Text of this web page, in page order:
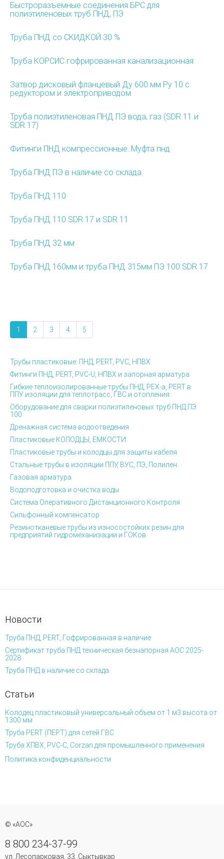
Быстроразъемные соединения БРС для
полиэтиленовых труб ПНД, ПЭ
Труба ПНД со СКИДКОЙ 30 %
Труба КОРСИС гофрированная канализационная
Затвор дисковый фланцевый Ду 600 мм Ру 10 с
редуктором и электроприводом.
Труба полиэтиленовая ПНД ПЭ вода, газ (SDR 11 и
SDR 17)
Фитинги ПНД компрессионные: Муфта пнд
Труба ПНД ПЭ в наличие со склада.
Труба ПНД 110
Труба ПНД 110 SDR 17 и SDR 11
Труба ПНД 32 мм
Труба ПНД 160мм и труба ПНД 315мм ПЭ 100 SDR 17
1 2 3 4 5
Трубы пластиковые: ПНД, PERT, PVC, НПВХ
Фитинги ПНД, PERT, PVC-U, НПВХ и запорная арматура
Гибкие теплоизолированные трубы ПНД, PEX-а, PERT в
ППУ изоляции для теплотрасс, ГВС и отопления
Оборудование для сварки полиэтиленовых труб ПНД ПЭ
100
Дренажная система водоотведения
Пластиковые КОЛОДЦЫ, ЕМКОСТИ
Пластиковые трубы и колодцы для защиты кабеля
Стальные трубы в изоляции ППУ, ВУС, ПЭ, Полилен
Газовая арматура
Водоподготовка и очистка воды
Система Оперативного Дистанционного Контроля
Сильфонный компенсатор
Резинотканевые трубы из износостойких резин для
предприятий гидромеханизации и ГОКов
Новости
Труба ПНД, PERT, Гофрированная в наличие
Сертификат труба ПНД техническая безнапорная АОС 2025-
2028
Труба ПНД в наличие со склада
Статьи
Колодец пластиковый универсальный объем от 1 м3 высота от
1300 мм
Труба PERT (ПЕРТ) для сетей ГВС
Труба ХПВХ, PVC-C, Corzan для промышленного применения
Политика конфиденциальности
© «АОС»
8 800 234-37-99
ул. Лесопарковая, 33, Сыктывкар